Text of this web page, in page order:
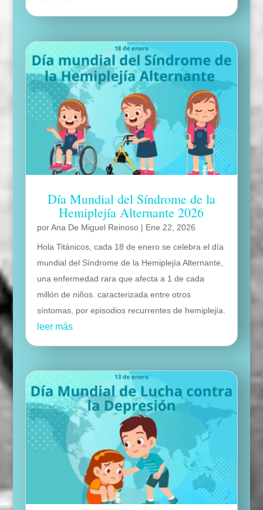
Día Mundial del Síndrome de la
Hemiplejía Alternante 2026
porAna De Miguel Reinoso| Ene 22, 2026
Hola Titánicos, cada 18 de enero se celebra el día
mundial del Síndrome de la Hemiplejía Alternante,
una enfermedad rara que afecta a 1 de cada
millón de niños. caracterizada entre otros
síntomas, por episodios recurrentes de hemiplejía.
leer más